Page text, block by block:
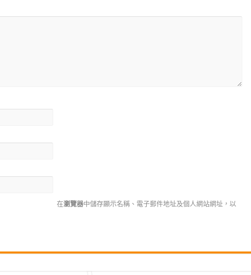
在瀏覽器中儲存顯示名稱、電子郵件地址及個人網站網址，以